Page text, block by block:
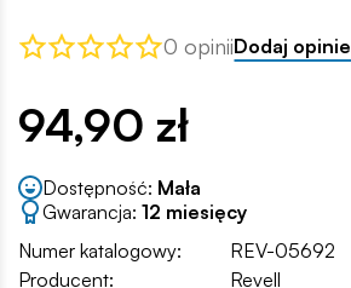
0 opiniiDodaj opinie
94,90 zł
Dostępność: Mała
Gwarancja: 12 miesięcy
Numer katalogowy:
REV-05692
Producent:
Revell